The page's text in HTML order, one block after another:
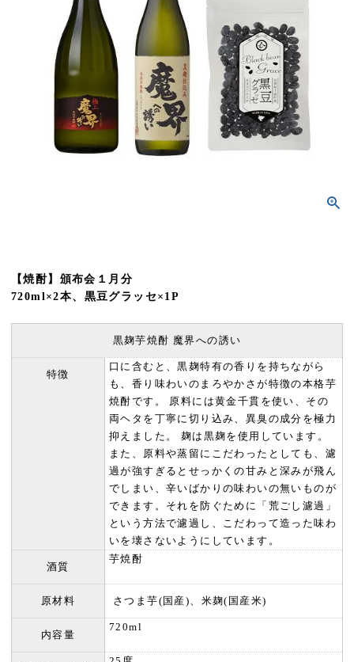
【焼酎】頒布会１月分
720ml×2本、黒豆グラッセ×1P
黒麹芋焼酎 魔界への誘い
特徴
口に含むと、黒麹特有の香りを持ちながら
も、香り味わいのまろやかさが特徴の本格芋
焼酎です。 原料には黄金千貫を使い、その
両ヘタを丁寧に切り込み、異臭の成分を極力
抑えました。 麹は黒麹を使用しています。
また、原料や蒸留にこだわったとしても、濾
過が強すぎるとせっかくの甘みと深みが飛ん
でしまい、辛いばかりの味わいの無いものが
できます。それを防ぐために「荒ごし濾過」
という方法で濾過し、こだわって造った味わ
いを壊さないようにしています。
酒質
芋焼酎
原材料 さつま芋(国産)、米麹(国産米)
内容量
720ml